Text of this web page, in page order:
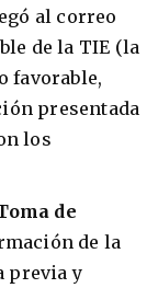
al correo
de la TIE (la
favorable,
presentada
los
de
de la
previa y